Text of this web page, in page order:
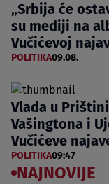
„Srbija će
su mediji na
Vučićevoj
POLITIKA09.08.
Vlada u
Vašingtona i
Vučićeve
POLITIKA09:47
NAJNOVIJE